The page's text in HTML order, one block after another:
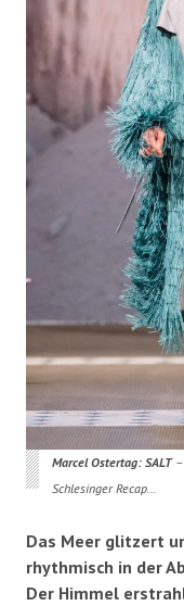
Marcel Ostertag: SALT–
Schlesinger Recap…
Das Meer glitzert
rhythmisch in der
Der Himmel